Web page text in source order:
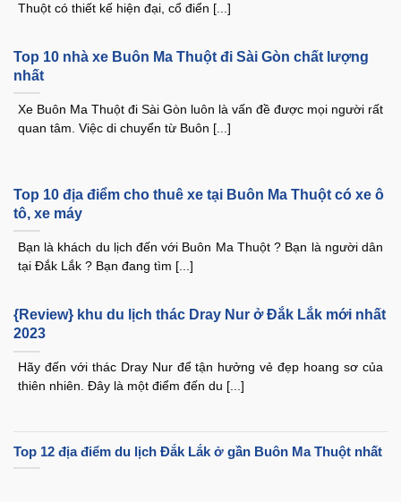
Thuột có thiết kế hiện đại, cổ điển [...]
Top 10 nhà xe Buôn Ma Thuột đi Sài Gòn chất lượng
nhất
Xe Buôn Ma Thuột đi Sài Gòn luôn là vấn đề được mọi người rất
quan tâm. Việc di chuyển từ Buôn [...]
Top 10 địa điểm cho thuê xe tại Buôn Ma Thuột có xe ô
tô, xe máy
Bạn là khách du lịch đến với Buôn Ma Thuột ? Bạn là người dân
tại Đắk Lắk ? Bạn đang tìm [...]
{Review} khu du lịch thác Dray Nur ở Đắk Lắk mới nhất
2023
Hãy đến với thác Dray Nur để tận hưởng vẻ đẹp hoang sơ của
thiên nhiên. Đây là một điểm đến du [...]
Top 12 địa điểm du lịch Đắk Lắk ở gần Buôn Ma Thuột nhất